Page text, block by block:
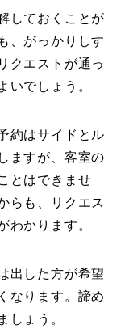
しておくことが
、がっかりしす
クエストが通っ
いでしょう。
約はサイドとル
ますが、客室の
とはできませ
らも、リクエス
わかります。
出した方が希望
なります。諦め
しょう。